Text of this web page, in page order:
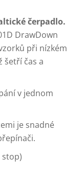
čerpadlo.
DrawDown
při nízkém
šetří čas a
v jednom
je snadné
stop)